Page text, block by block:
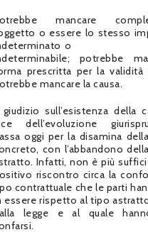
mancare
o essere lo stesso
potrebbe
prescritta per la validità
mancare la causa.
sull’esistenza della
dell’evoluzione
oggi per la disamina
con l’abbandono
Infatti, non è più
riscontro circa la
contrattuale che le parti
essere rispetto al tipo
legge e al quale